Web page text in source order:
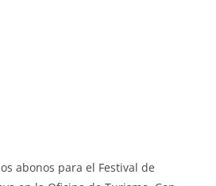
abonos para el Festival de